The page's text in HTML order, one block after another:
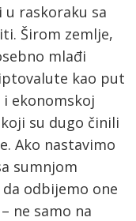
u raskoraku sa
Širom zemlje,
mlađi
kao put
ekonomskoj
su dugo činili
Ako nastavimo
sumnjom
odbijemo one
ne samo na